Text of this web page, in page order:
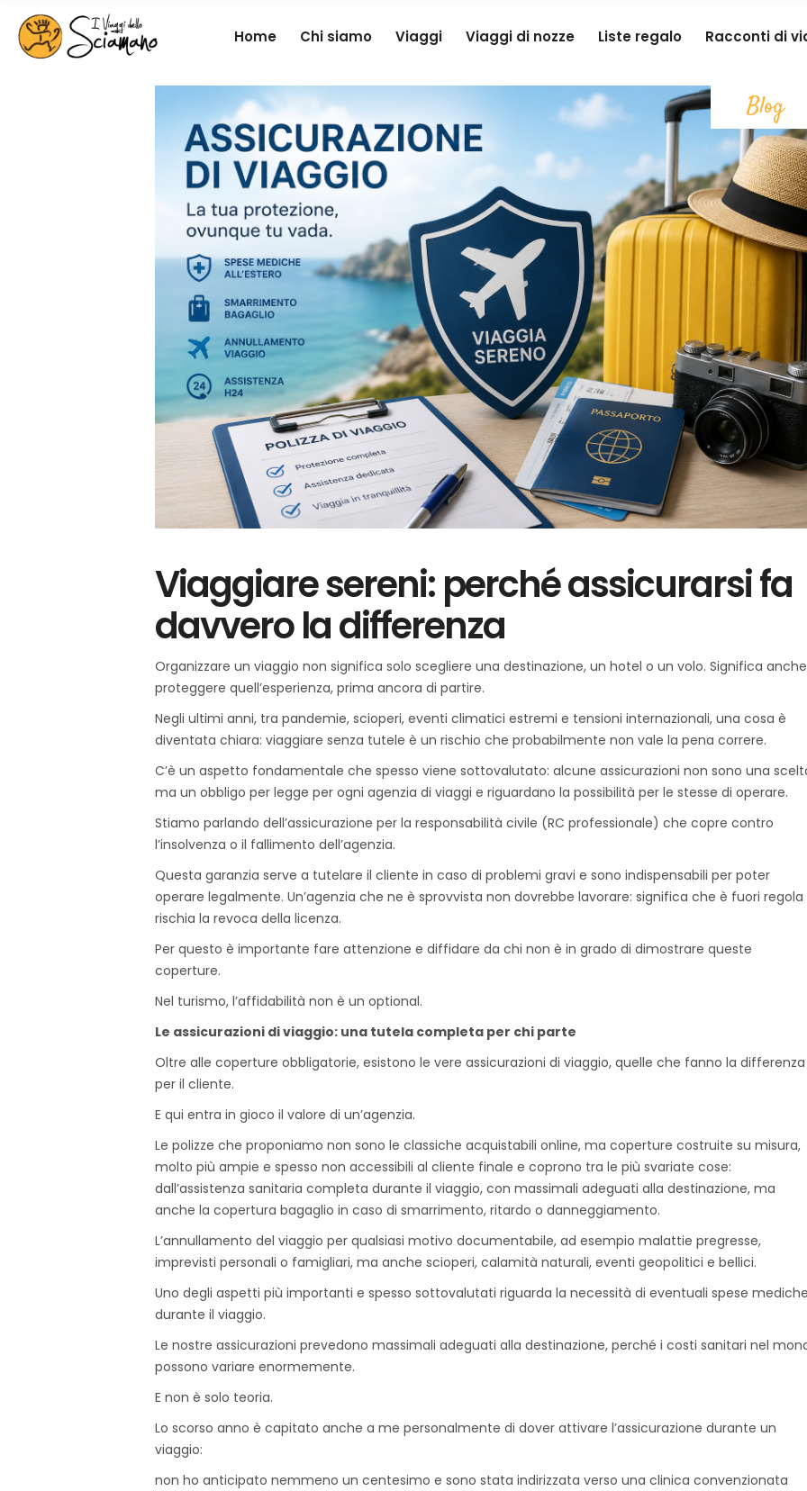
Home Chi siamo Viaggi Viaggi di nozze Liste regalo Racconti di
Blog
Viaggiare sereni: perché assicurarsi fa
davvero la differenza
Organizzare un viaggio non significa solo scegliere una destinazione, un hotel o un volo. Significa
proteggere quell’esperienza, prima ancora di partire.
Negli ultimi anni, tra pandemie, scioperi, eventi climatici estremi e tensioni internazionali, una cosa è
diventata chiara: viaggiare senza tutele è un rischio che probabilmente non vale la pena correre.
C’è un aspetto fondamentale che spesso viene sottovalutato: alcune assicurazioni non sono una
ma un obbligo per legge per ogni agenzia di viaggi e riguardano la possibilità per le stesse di operare.
Stiamo parlando dell’assicurazione per la responsabilità civile (RC professionale) che copre contro
l’insolvenza o il fallimento dell’agenzia.
Questa garanzia serve a tutelare il cliente in caso di problemi gravi e sono indispensabili per poter
operare legalmente. Un’agenzia che ne è sprovvista non dovrebbe lavorare: significa che è fuori regola
rischia la revoca della licenza.
Per questo è importante fare attenzione e diffidare da chi non è in grado di dimostrare queste
coperture.
Nel turismo, l’affidabilità non è un optional.
Le assicurazioni di viaggio: una tutela completa per chi parte
Oltre alle coperture obbligatorie, esistono le vere assicurazioni di viaggio, quelle che fanno la differenza
per il cliente.
E qui entra in gioco il valore di un’agenzia.
Le polizze che proponiamo non sono le classiche acquistabili online, ma coperture costruite su misura,
molto più ampie e spesso non accessibili al cliente finale e coprono tra le più svariate cose:
dall’assistenza sanitaria completa durante il viaggio, con massimali adeguati alla destinazione, ma
anche la copertura bagaglio in caso di smarrimento, ritardo o danneggiamento.
L’annullamento del viaggio per qualsiasi motivo documentabile, ad esempio malattie pregresse,
imprevisti personali o famigliari, ma anche scioperi, calamità naturali, eventi geopolitici e bellici.
Uno degli aspetti più importanti e spesso sottovalutati riguarda la necessità di eventuali spese
durante il viaggio.
Le nostre assicurazioni prevedono massimali adeguati alla destinazione, perché i costi sanitari nel
possono variare enormemente.
E non è solo teoria.
Lo scorso anno è capitato anche a me personalmente di dover attivare l’assicurazione durante un
viaggio:
non ho anticipato nemmeno un centesimo e sono stata indirizzata verso una clinica convenzionata